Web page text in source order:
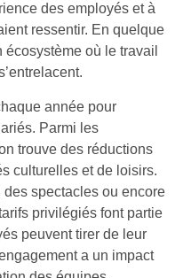
des employés et à
ressentir. En quelque
écosystème où le travail
année pour
Parmi les
trouve des réductions
culturelles et de loisirs.
spectacles ou encore
privilégiés font partie
peuvent tirer de leur
a un impact